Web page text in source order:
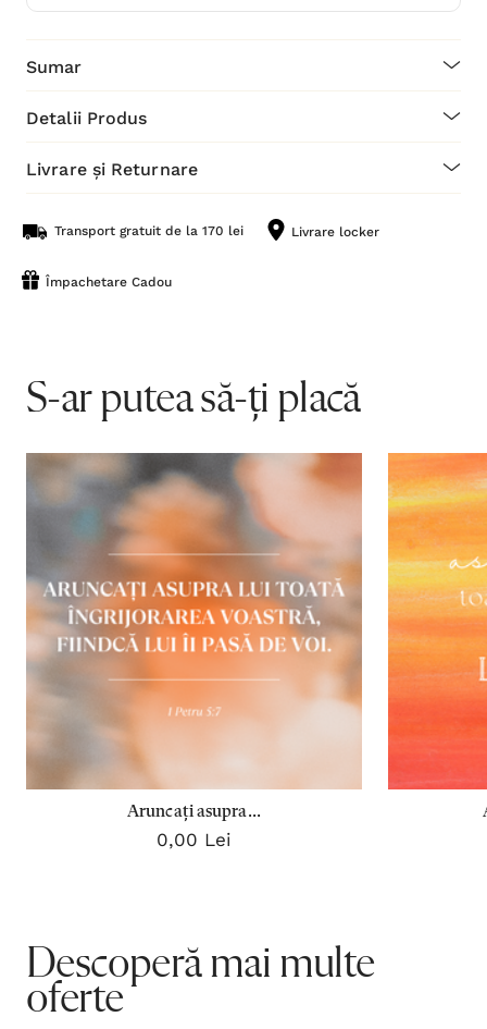
Sumar
Detalii Produs
Livrare și Returnare
Transport gratuit de la 170 lei Livrare locker
Împachetare Cadou
S-ar putea să-ți placă
Aruncați asupra...
0,00 Lei
Descoperă mai multe
oferte